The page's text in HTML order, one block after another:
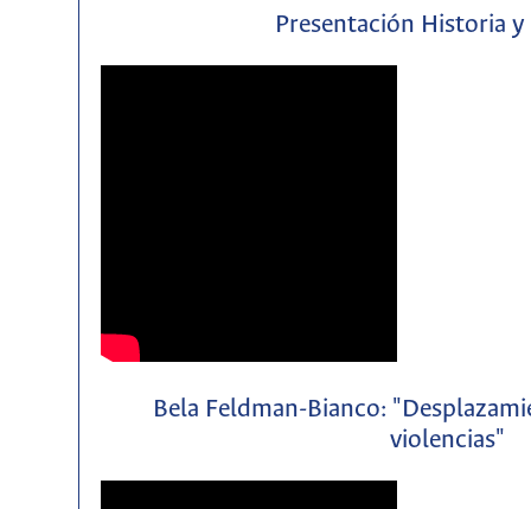
Presentación Historia y
Bela Feldman-Bianco:
violencias"